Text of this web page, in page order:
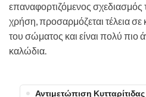
επαναφορτιζόμενος σχεδιασμός
χρήση, προσαρμόζεται τέλεια
του σώματος και είναι πολύ πιο
καλώδια.
Αντιμετώπιση Κυτταρίτιδας